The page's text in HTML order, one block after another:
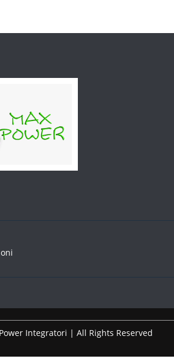
prodotto
Integratori | All Rights Reserved